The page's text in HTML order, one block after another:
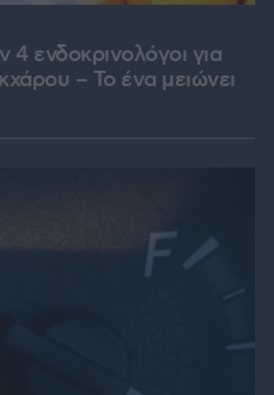
ενδοκρινολόγοι για
– Το ένα μειώνει